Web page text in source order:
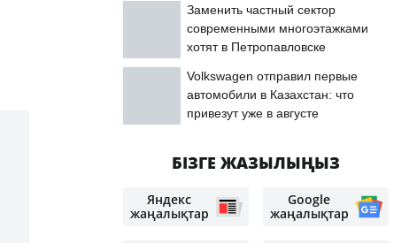
Заменить частный сектор
современными многоэтажками
хотят в Петропавловске
Volkswagen отправил первые
автомобили в Казахстан: что
привезут уже в августе
БІЗГЕ ЖАЗЫЛЫҢЫЗ
Яндекс
жаңалықтар
Google
жаңалықтар